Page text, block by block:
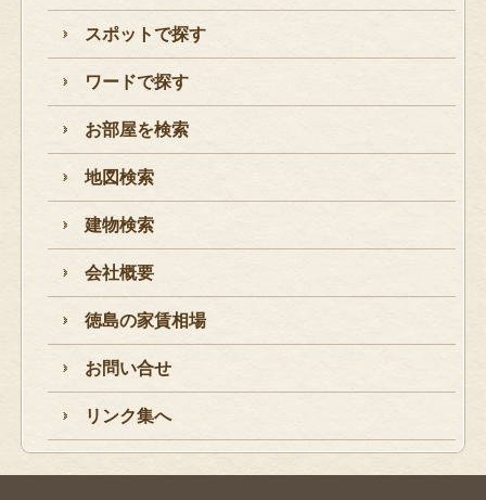
スポットで探す
ワードで探す
お部屋を検索
地図検索
建物検索
会社概要
徳島の家賃相場
お問い合せ
リンク集へ